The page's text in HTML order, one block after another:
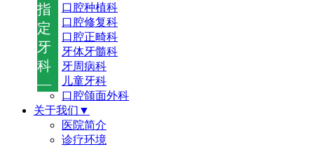
指
定
牙
科
—
口腔种植科
口腔修复科
口腔正畸科
牙体牙髓科
牙周病科
儿童牙科
口腔颌面外科
关于我们▼
医院简介
诊疗环境